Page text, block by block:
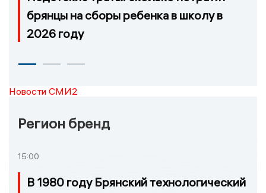
брянцы на сборы ребенка в школу в
2026 году
Новости СМИ2
Регион бренд
15:00
В 1980 году Брянский технологический